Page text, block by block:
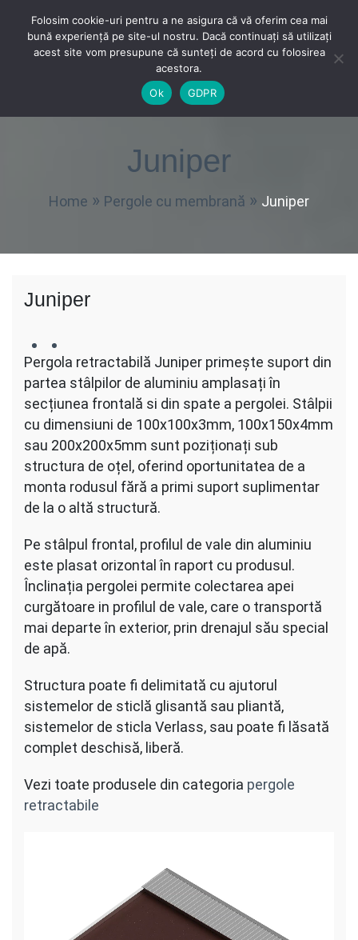
content
Terase Oradea
Solutii profesionale pentru terasa ta.
Contact Address
Strada Zimbrului 4, Oradea
Juniper
Home Pergole cu membrană Juniper
Juniper
Pergola retractabilă Juniper primește suport din
partea stâlpilor de aluminiu amplasați în
secțiunea frontală si din spate a pergolei. Stâlpii
cu dimensiuni de 100x100x3mm, 100x150x4mm
sau 200x200x5mm sunt poziționați sub
structura de oțel, oferind oportunitatea de a
monta rodusul fără a primi suport suplimentar
de la o altă structură.
Pe stâlpul frontal, profilul de vale din aluminiu
este plasat orizontal în raport cu produsul.
Înclinația pergolei permite colectarea apei
curgătoare in profilul de vale, care o transportă
mai departe în exterior, prin drenajul său special
de apă.
Structura poate fi delimitată cu ajutorul
sistemelor de sticlă glisantă sau pliantă,
sistemelor de sticla Verlass, sau poate fi lăsată
complet deschisă, liberă.
Vezi toate produsele din categoria pergole
retractabile
Folosim cookie-uri pentru a ne asigura că vă oferim cea mai
bună experiență pe site-ul nostru. Dacă continuați să utilizați
acest site vom presupune că sunteți de acord cu folosirea
acestora.
Ok
GDPR